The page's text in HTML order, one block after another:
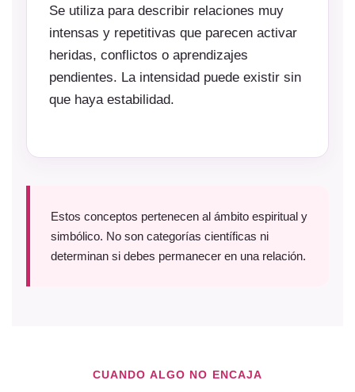
Se utiliza para describir relaciones muy
intensas y repetitivas que parecen activar
heridas, conflictos o aprendizajes
pendientes. La intensidad puede existir sin
que haya estabilidad.
Estos conceptos pertenecen al ámbito espiritual y
simbólico. No son categorías científicas ni
determinan si debes permanecer en una relación.
CUANDO ALGO NO ENCAJA